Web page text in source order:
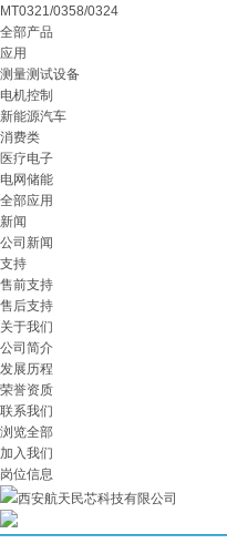
MT0321/0358/0324
全部产品
应用
测量测试设备
电机控制
新能源汽车
消费类
医疗电子
电网储能
全部应用
新闻
公司新闻
支持
售前支持
售后支持
关于我们
公司简介
发展历程
荣誉资质
联系我们
浏览全部
加入我们
岗位信息
西安航天民芯科技有限公司